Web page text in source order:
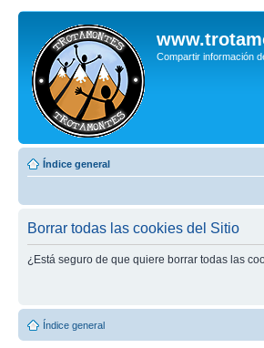
Compartir información
Índice general
Borrar todas las cookies del Sitio
¿Está seguro de que quiere borrar todas las
Índice general